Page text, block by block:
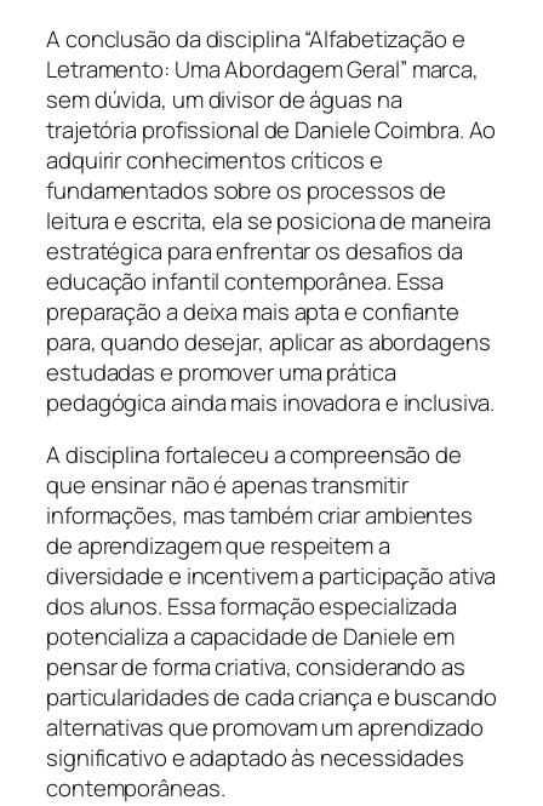
A conclusão da disciplina “Alfabetização e
Letramento: Uma Abordagem Geral” marca,
sem dúvida, um divisor de águas na
trajetória profissional de Daniele Coimbra. Ao
adquirir conhecimentos críticos e
fundamentados sobre os processos de
leitura e escrita, ela se posiciona de maneira
estratégica para enfrentar os desafios da
educação infantil contemporânea. Essa
preparação a deixa mais apta e confiante
para, quando desejar, aplicar as abordagens
estudadas e promover uma prática
pedagógica ainda mais inovadora e inclusiva.
A disciplina fortaleceu a compreensão de
que ensinar não é apenas transmitir
informações, mas também criar ambientes
de aprendizagem que respeitem a
diversidade e incentivem a participação ativa
dos alunos. Essa formação especializada
potencializa a capacidade de Daniele em
pensar de forma criativa, considerando as
particularidades de cada criança e buscando
alternativas que promovam um aprendizado
significativo e adaptado às necessidades
contemporâneas.